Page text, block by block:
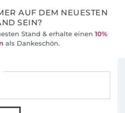
AUF DEM NEUESTEN
SEIN?
Stand & erhalte einen 10%
als Dankeschön.